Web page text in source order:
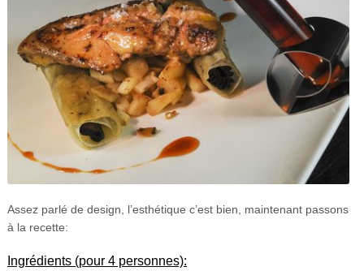
Assez parlé de design, l’esthétique c’est bien, maintenant passons
à la recette:
Ingrédients (pour 4 personnes):